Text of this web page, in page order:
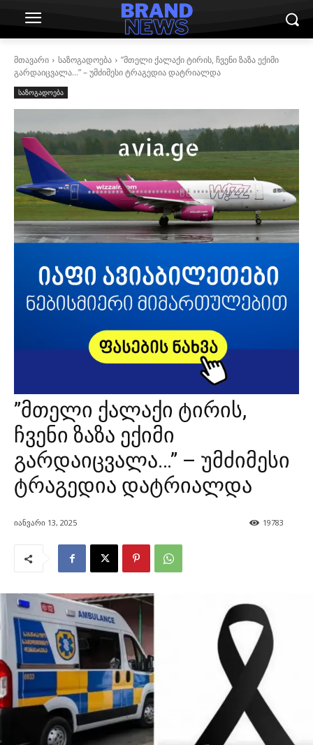
მთავარი საზოგადოება
”მთელი ქალაქი ტირის, ჩვენი ზაზა ექიმი
გარდაიცვალა…” – უმძიმესი ტრაგედია დატრიალდა
საზოგადოება
”მთელი ქალაქი ტირის,
ჩვენი ზაზა ექიმი
გარდაიცვალა…” – უმძიმესი
ტრაგედია დატრიალდა
იანვარი 13, 2025 19783